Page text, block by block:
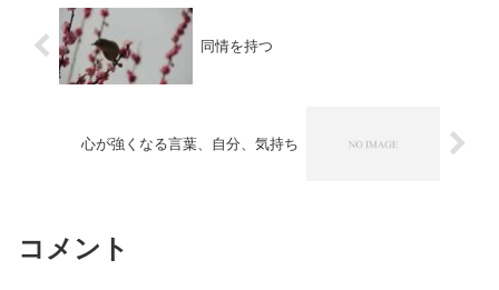
同情を持つ
心が強くなる言葉、自分、気持ち
コメント